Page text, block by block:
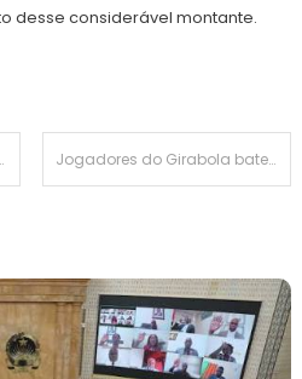
desse considerável montante.
Jogadores do Girabola batem ficha para conseguirem se sustentar